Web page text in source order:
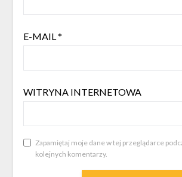
E-MAIL*
WITRYNA INTERNETOWA
Zapamiętaj moje dane w tej przeglądarce
kolejnych komentarzy.